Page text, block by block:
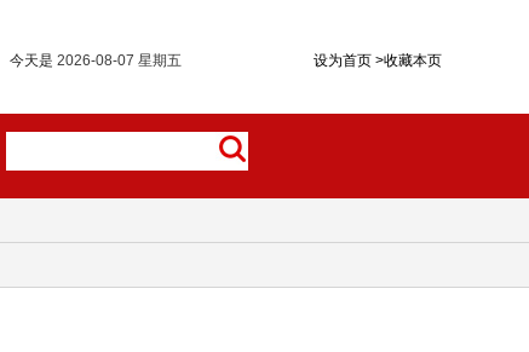
设为首页 >收藏本页
今天是 2026-08-07 星期五